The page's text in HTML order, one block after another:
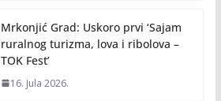
Mrkonjić Grad: Uskoro prvi ‘Sajam
ruralnog turizma, lova i ribolova –
TOK Fest’
16. Jula 2026.